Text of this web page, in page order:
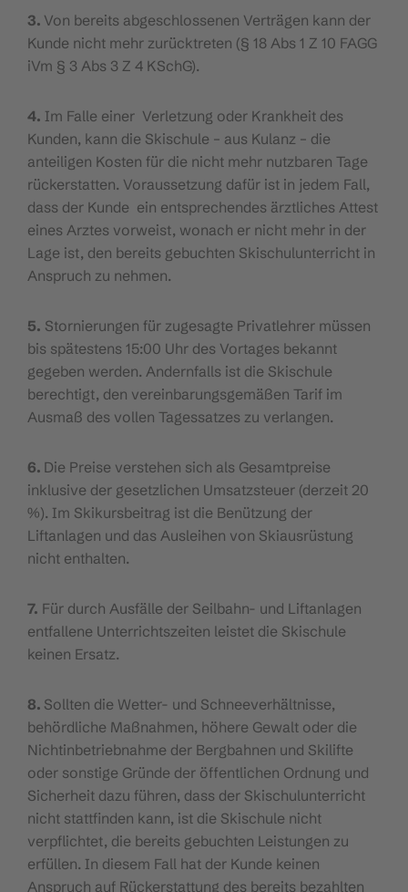
3. Von bereits abgeschlossenen Verträgen kann der
Kunde nicht mehr zurücktreten (§ 18 Abs 1 Z 10 FAGG
iVm § 3 Abs 3 Z 4 KSchG).
4. Im Falle einer Verletzung oder Krankheit des
Kunden, kann die Skischule – aus Kulanz – die
anteiligen Kosten für die nicht mehr nutzbaren Tage
rückerstatten. Voraussetzung dafür ist in jedem Fall,
dass der Kunde ein entsprechendes ärztliches Attest
eines Arztes vorweist, wonach er nicht mehr in der
Lage ist, den bereits gebuchten Skischulunterricht in
Anspruch zu nehmen.
5. Stornierungen für zugesagte Privatlehrer müssen
bis spätestens 15:00 Uhr des Vortages bekannt
gegeben werden. Andernfalls ist die Skischule
berechtigt, den vereinbarungsgemäßen Tarif im
Ausmaß des vollen Tagessatzes zu verlangen.
6. Die Preise verstehen sich als Gesamtpreise
inklusive der gesetzlichen Umsatzsteuer (derzeit 20
%). Im Skikursbeitrag ist die Benützung der
Liftanlagen und das Ausleihen von Skiausrüstung
nicht enthalten.
7. Für durch Ausfälle der Seilbahn- und Liftanlagen
entfallene Unterrichtszeiten leistet die Skischule
keinen Ersatz.
8. Sollten die Wetter- und Schneeverhältnisse,
behördliche Maßnahmen, höhere Gewalt oder die
Nichtinbetriebnahme der Bergbahnen und Skilifte
oder sonstige Gründe der öffentlichen Ordnung und
Sicherheit dazu führen, dass der Skischulunterricht
nicht stattfinden kann, ist die Skischule nicht
verpflichtet, die bereits gebuchten Leistungen zu
erfüllen. In diesem Fall hat der Kunde keinen
Anspruch auf Rückerstattung des bereits bezahlten